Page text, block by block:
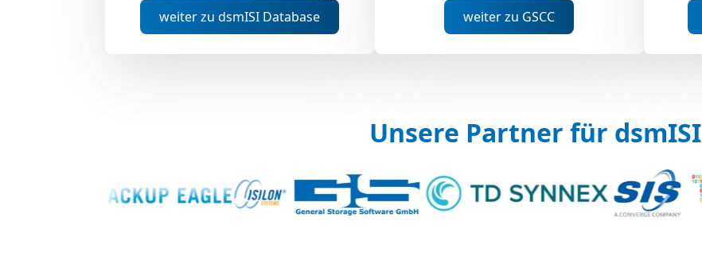
weiter zu dsmISI Database
weiter zu GSCC
Unsere Partner für dsmISI